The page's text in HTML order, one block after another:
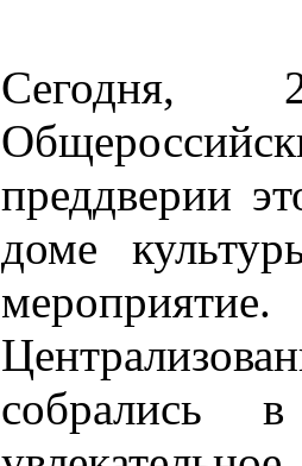
Сегодня,
преддверии
доме
собрались